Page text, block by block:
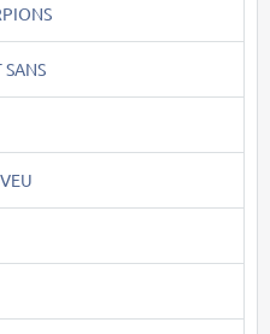
SANS